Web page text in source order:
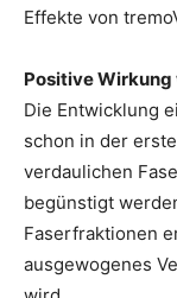
Effekte von
Positive
Die Entwicklung
schon in der
verdaulichen
begünstigt
Faserfraktionen
ausgewogenes